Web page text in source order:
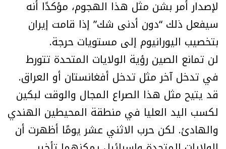
لإصدار أمر بشن مثل هذا الهجوم، مؤكدًا أنه
سيفعل ذلك “دون أدنى شك” إذا قامت إيران
بتخصيب اليورانيوم إلى مستويات حرجة.
لن تمانع الصين رؤية الولايات المتحدة تتورط
في تدخل آخر مثل تدخل أفغانستان أو العراق.
قد يتيح مثل هذا الصراع المجال والوقت لبكين
لكسب اليد العليا في منطقة المحيطين الهندي
والهادئ. لكن حرب الاثني عشر يومًا أظهرت أن